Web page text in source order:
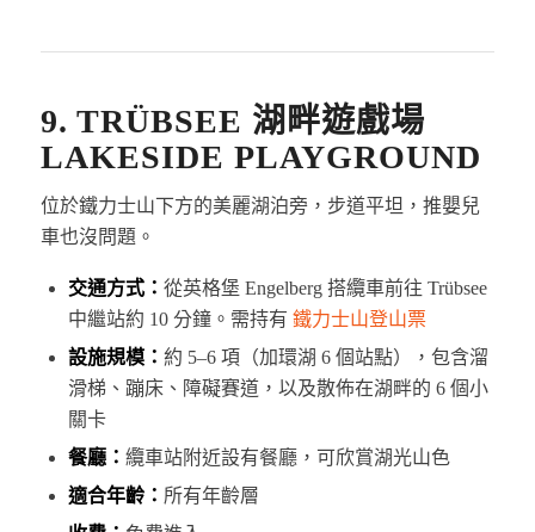
9. TRÜBSEE 湖畔遊戲場
LAKESIDE PLAYGROUND
位於鐵力士山下方的美麗湖泊旁，步道平坦，推嬰兒
車也沒問題。
交通方式： 從英格堡 Engelberg 搭纜車前往 Trübsee
中繼站約 10 分鐘。需持有 鐵力士山登山票
設施規模： 約 5–6 項（加環湖 6 個站點），包含溜
滑梯、蹦床、障礙賽道，以及散佈在湖畔的 6 個小
關卡
餐廳： 纜車站附近設有餐廳，可欣賞湖光山色
適合年齡： 所有年齡層